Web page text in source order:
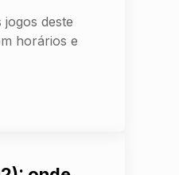
deste
horários e